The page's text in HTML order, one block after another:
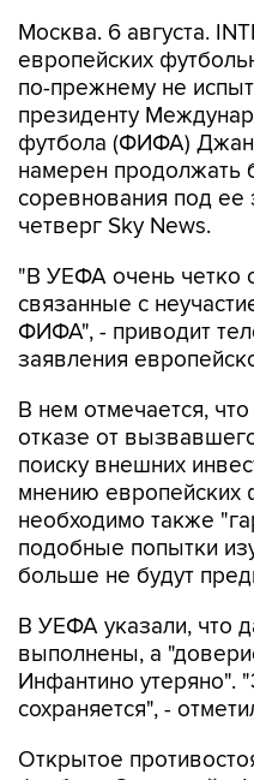
Москва. 6 августа.
европейских
по-прежнему не
президенту
футбола (ФИФА)
намерен продолжать
соревнования под ее
четверг Sky News.
"В УЕФА очень четко
связанные с
ФИФА", - приводит
заявления
В нем отмечается,
отказе от
поиску внешних
мнению европейских
необходимо также
подобные попытки
больше не будут
В УЕФА указали, что
выполнены, а
Инфантино утеряно".
сохраняется", -
Открытое